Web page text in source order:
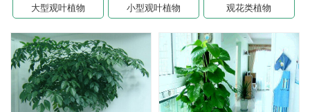
大型观叶植物 小型观叶植物 观花类植物